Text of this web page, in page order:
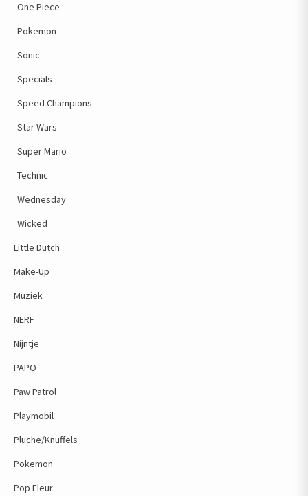
One Piece
Pokemon
Sonic
Specials
Speed Champions
Star Wars
Super Mario
Technic
Wednesday
Wicked
Little Dutch
Make-Up
Muziek
NERF
Nijntje
PAPO
Paw Patrol
Playmobil
Pluche/Knuffels
Pokemon
Pop Fleur